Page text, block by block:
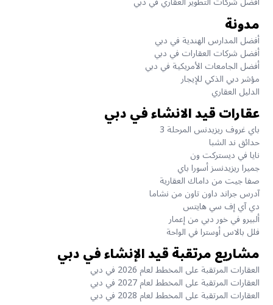
مدونة
أفضل المدارس الهندية في دبي
أفضل شركات العقارات في دبي
أفضل الجامعات الأمريكية في دبي
مؤشر دبي الذكي للإيجار
الدليل العقاري
عقارات قيد الانشاء في دبي
باي غروف ريزيدنس المرحلة 3
حدائق ند الشبا
نايا في ديستركت ون
جميرا ريزيدنسز أسورا باي
صفا جيت من داماك العقارية
آدرس جراند داون تاون من نشاما
دي آي إف سي هايتس
ألبيرو في خور دبي من إعمار
فلل بالاس أوسترا في الواحة
مشاريع مرتقبة قيد الإنشاء في دبي
العقارات المرتقبة على المخطط لعام 2026 في دبي
العقارات المرتقبة على المخطط لعام 2027 في دبي
العقارات المرتقبة على المخطط لعام 2028 في دبي